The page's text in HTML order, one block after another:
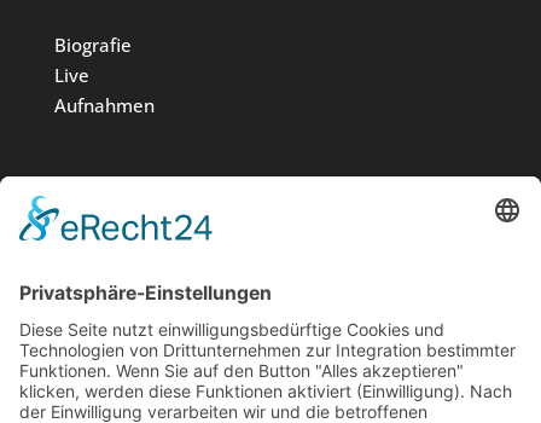
Biografie
Live
Aufnahmen
Medien
News
Kontakt